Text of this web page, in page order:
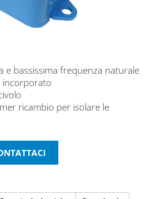
e bassissima frequenza naturale
incorporato
ricambio per isolare le